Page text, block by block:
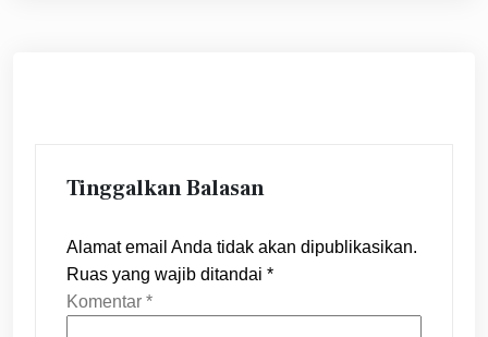
Tinggalkan Balasan
Alamat email Anda tidak akan dipublikasikan.
Ruas yang wajib ditandai *
Komentar *